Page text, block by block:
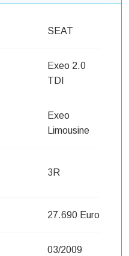
SEAT
Exeo 2.0
TDI
Exeo
Limousine
3R
27.690 Euro
03/2009